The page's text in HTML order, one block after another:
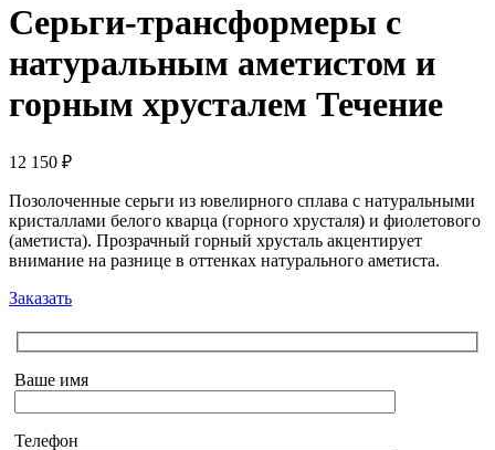
Серьги-трансформеры с
натуральным аметистом и
горным хрусталем Течение
12 150 ₽
Позолоченные серьги из ювелирного сплава с натуральными
кристаллами белого кварца (горного хрусталя) и фиолетового
(аметиста). Прозрачный горный хрусталь акцентирует
внимание на разнице в оттенках натурального аметиста.
Заказать
Ваше имя
Телефон